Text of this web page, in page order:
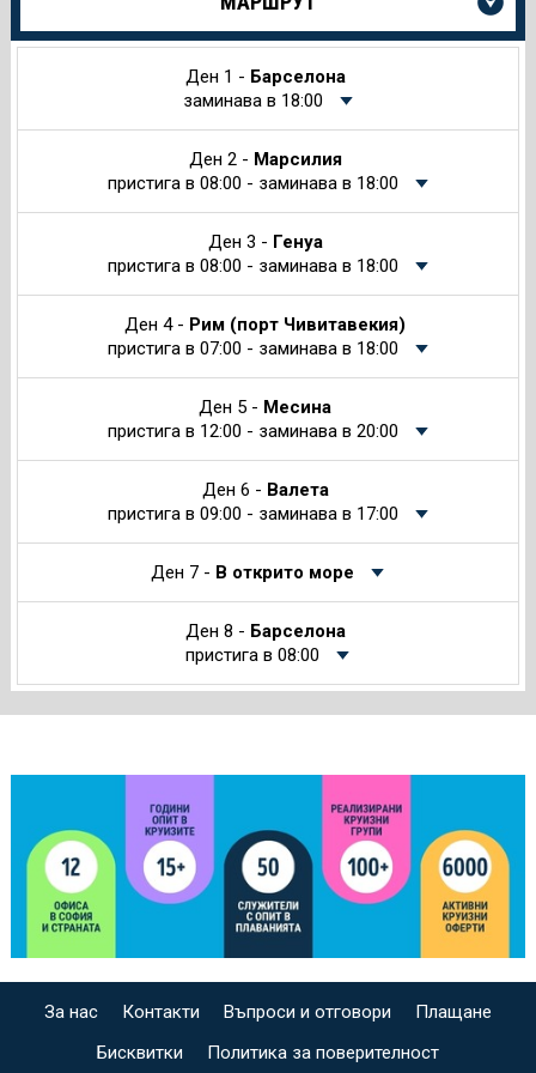
за
Ден 1 - Барселона
заминава в 18:00
Ден 2 - Марсилия
пристига в 08:00 - заминава в 18:00
Ден 3 - Генуа
пристига в 08:00 - заминава в 18:00
Ден 4 - Рим (порт Чивитавекия)
пристига в 07:00 - заминава в 18:00
Ден 5 - Месина
пристига в 12:00 - заминава в 20:00
Ден 6 - Валета
пристига в 09:00 - заминава в 17:00
Ден 7 - В открито море
Ден 8 - Барселона
пристига в 08:00
За нас Контакти Въпроси и отговори
Плащане
Бисквитки
Политика за поверителност